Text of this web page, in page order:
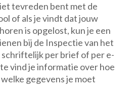
tevreden bent met de
of als je vindt dat jouw
is opgelost, kun je een
bij de Inspectie van het
per brief of per e-
vind je informatie over hoe
gegevens je moet